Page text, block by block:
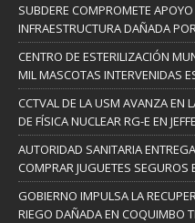
SUBDERE COMPROMETE
INFRAESTRUCTURA DAÑADA
CENTRO DE ESTERILIZACIÓN
MIL MASCOTAS INTERVENIDAS
CCTVAL DE LA USM AVANZA EN
DE FÍSICA NUCLEAR RG-E EN
AUTORIDAD SANITARIA
COMPRAR JUGUETES SEGUROS
GOBIERNO IMPULSA LA
RIEGO DAÑADA EN COQUIMBO